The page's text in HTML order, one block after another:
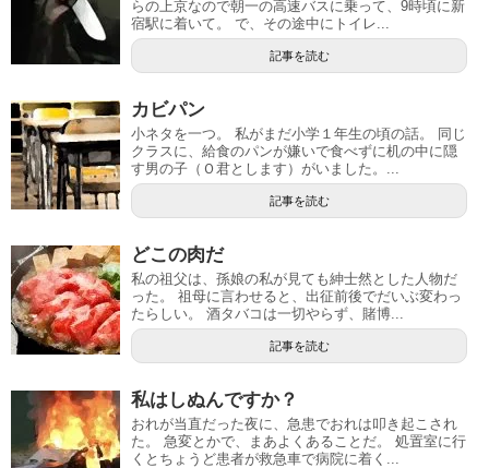
らの上京なので朝一の高速バスに乗って、9時頃に新
宿駅に着いて。 で、その途中にトイレ...
記事を読む
カビパン
小ネタを一つ。 私がまだ小学１年生の頃の話。 同じ
クラスに、給食のパンが嫌いで食べずに机の中に隠
す男の子（Ｏ君とします）がいました。...
記事を読む
どこの肉だ
私の祖父は、孫娘の私が見ても紳士然とした人物だ
った。 祖母に言わせると、出征前後でだいぶ変わっ
たらしい。 酒タバコは一切やらず、賭博...
記事を読む
私はしぬんですか？
おれが当直だった夜に、急患でおれは叩き起こされ
た。 急変とかで、まあよくあることだ。 処置室に行
くとちょうど患者が救急車で病院に着く...